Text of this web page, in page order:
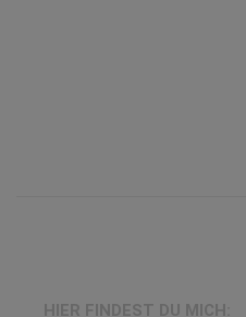
HIER FINDEST DU MICH: